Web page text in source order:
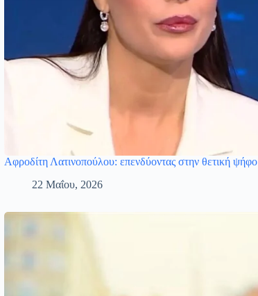
Αφροδίτη Λατινοπούλου: επενδύοντας στην θετική ψήφο
22 Μαΐου, 2026